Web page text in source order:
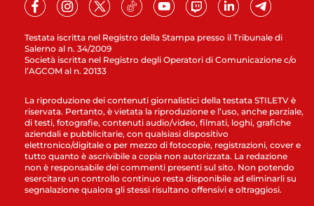
Testata iscritta nel Registro della Stampa presso il Tribunale di
Salerno al n. 34/2009
Società iscritta nel Registro degli Operatori di Comunicazione c/o
l’AGCOM al n. 20133
La riproduzione dei contenuti giornalistici della testata STILETV è
riservata. Pertanto, è vietata la riproduzione e l’uso, anche parziale,
di testi, fotografie, contenuti audio/video, filmati, loghi, grafiche
aziendali e pubblicitarie, con qualsiasi dispositivo
elettronico/digitale o per mezzo di fotocopie, registrazioni, cover e
tutto quanto è ascrivibile a copia non autorizzata. La redazione
non è responsabile dei commenti presenti sul sito. Non potendo
esercitare un controllo continuo resta disponibile ad eliminarli su
segnalazione qualora gli stessi risultano offensivi e oltraggiosi.